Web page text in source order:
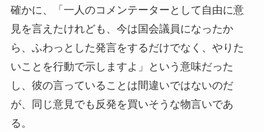
確かに、「一人のコメンテーターとして自由に意
見を言えたけれども、今は国会議員になったか
ら、ふわっとした発言をするだけでなく、やりた
いことを行動で示しますよ」という意味だった
し、彼の言っていることは間違いではないのだ
が、同じ意見でも反発を買いそうな物言いであ
る。